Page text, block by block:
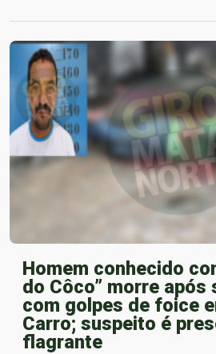
Homem conhecido
do Côco” morre após
com golpes de foice
Carro; suspeito é
flagrante